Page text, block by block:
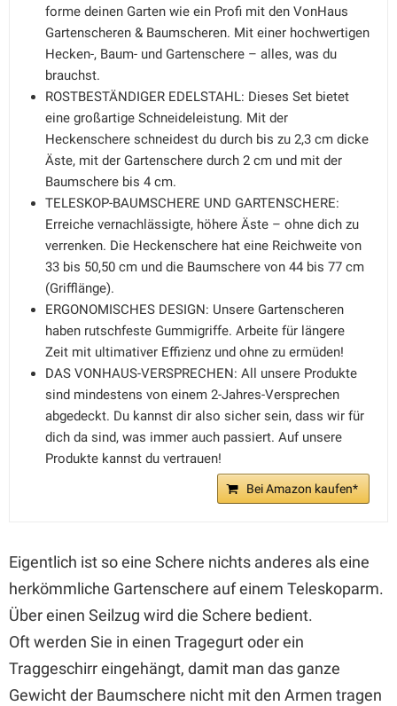
forme deinen Garten wie ein Profi mit den VonHaus
Gartenscheren & Baumscheren. Mit einer hochwertigen
Hecken-, Baum- und Gartenschere – alles, was du
brauchst.
ROSTBESTÄNDIGER EDELSTAHL: Dieses Set bietet
eine großartige Schneideleistung. Mit der
Heckenschere schneidest du durch bis zu 2,3 cm dicke
Äste, mit der Gartenschere durch 2 cm und mit der
Baumschere bis 4 cm.
TELESKOP-BAUMSCHERE UND GARTENSCHERE:
Erreiche vernachlässigte, höhere Äste – ohne dich zu
verrenken. Die Heckenschere hat eine Reichweite von
33 bis 50,50 cm und die Baumschere von 44 bis 77 cm
(Grifflänge).
ERGONOMISCHES DESIGN: Unsere Gartenscheren
haben rutschfeste Gummigriffe. Arbeite für längere
Zeit mit ultimativer Effizienz und ohne zu ermüden!
DAS VONHAUS-VERSPRECHEN: All unsere Produkte
sind mindestens von einem 2-Jahres-Versprechen
abgedeckt. Du kannst dir also sicher sein, dass wir für
dich da sind, was immer auch passiert. Auf unsere
Produkte kannst du vertrauen!
Bei Amazon kaufen*
Eigentlich ist so eine Schere nichts anderes als eine
herkömmliche Gartenschere auf einem Teleskoparm.
Über einen Seilzug wird die Schere bedient.
Oft werden Sie in einen Tragegurt oder ein
Traggeschirr eingehängt, damit man das ganze
Gewicht der Baumschere nicht mit den Armen tragen